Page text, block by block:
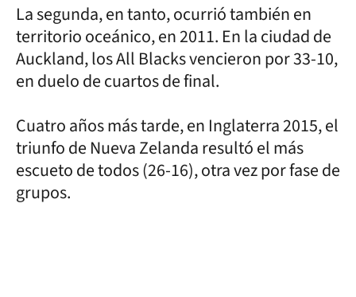
La segunda, en tanto, ocurrió también en
territorio oceánico, en 2011. En la ciudad de
Auckland, los All Blacks vencieron por 33-10,
en duelo de cuartos de final.
Cuatro años más tarde, en Inglaterra 2015, el
triunfo de Nueva Zelanda resultó el más
escueto de todos (26-16), otra vez por fase de
grupos.